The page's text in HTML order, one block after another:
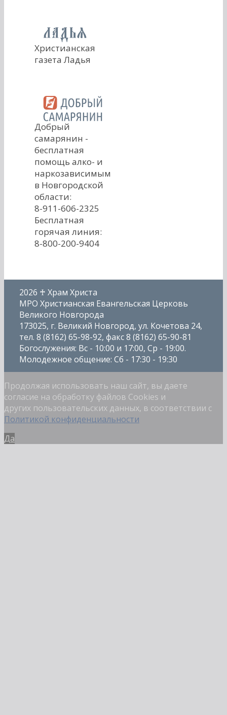
Христианская
газета Ладья
Добрый
самарянин -
бесплатная
помощь алко- и
наркозависимым
в Новгородской
области:
8-911-606-2325
Бесплатная
горячая линия:
8-800-200-9404
2026 ♰ Храм Христа
МРО Христианская Евангельская Церковь
Великого Новгорода
173025, г. Великий Новгород, ул. Кочетова 24,
тел. 8 (8162) 65-98-92, факс 8 (8162) 65-90-81
Богослужения: Вс - 10:00 и 17:00, Ср - 19:00.
Молодежное общение: Сб - 17:30 - 19:30
Продолжая использовать наш сайт, вы даете
согласие на обработку файлов Cookies и
других пользовательских данных, в соответствии с
Политикой конфиденциальности
Да